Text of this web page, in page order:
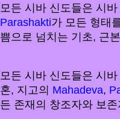
모든 시바 신도들은 시
Parashakti가 모든 형태
쁨으로 넘치는 기초, 근
모든 시바 신도들은 시
혼, 지고의 Mahadeva,
든 존재의 창조자와 보